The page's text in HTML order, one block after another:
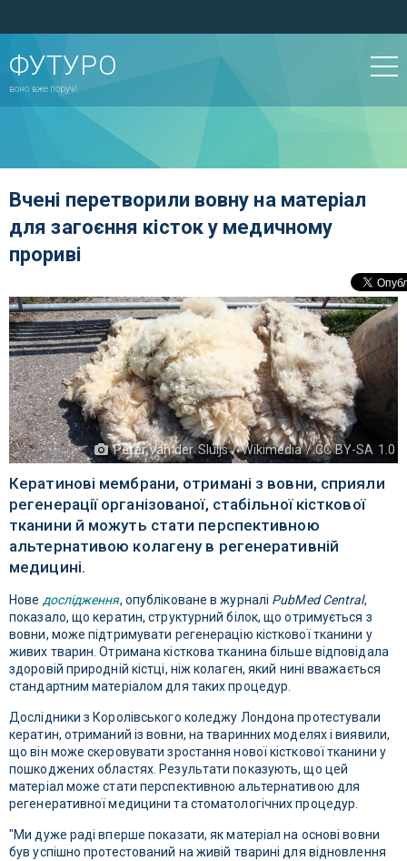
ФУТУРО
воно вже поруч!
Вчені перетворили вовну на матеріал
для загоєння кісток у медичному
прориві
Peter van der Sluijs / Wikimedia / CC BY-SA 1.0
Кератинові мембрани, отримані з вовни, сприяли
регенерації організованої, стабільної кісткової
тканини й можуть стати перспективною
альтернативою колагену в регенеративній
медицині.
Нове дослідження, опубліковане в журналі PubMed Central,
показало, що кератин, структурний білок, що отримується з
вовни, може підтримувати регенерацію кісткової тканини у
живих тварин. Отримана кісткова тканина більше відповідала
здоровій природній кістці, ніж колаген, який нині вважається
стандартним матеріалом для таких процедур.
Дослідники з Королівського коледжу Лондона протестували
кератин, отриманий із вовни, на тваринних моделях і виявили,
що він може скеровувати зростання нової кісткової тканини у
пошкоджених областях. Результати показують, що цей
матеріал може стати перспективною альтернативою для
регенеративної медицини та стоматологічних процедур.
"Ми дуже раді вперше показати, як матеріал на основі вовни
був успішно протестований на живій тварині для відновлення